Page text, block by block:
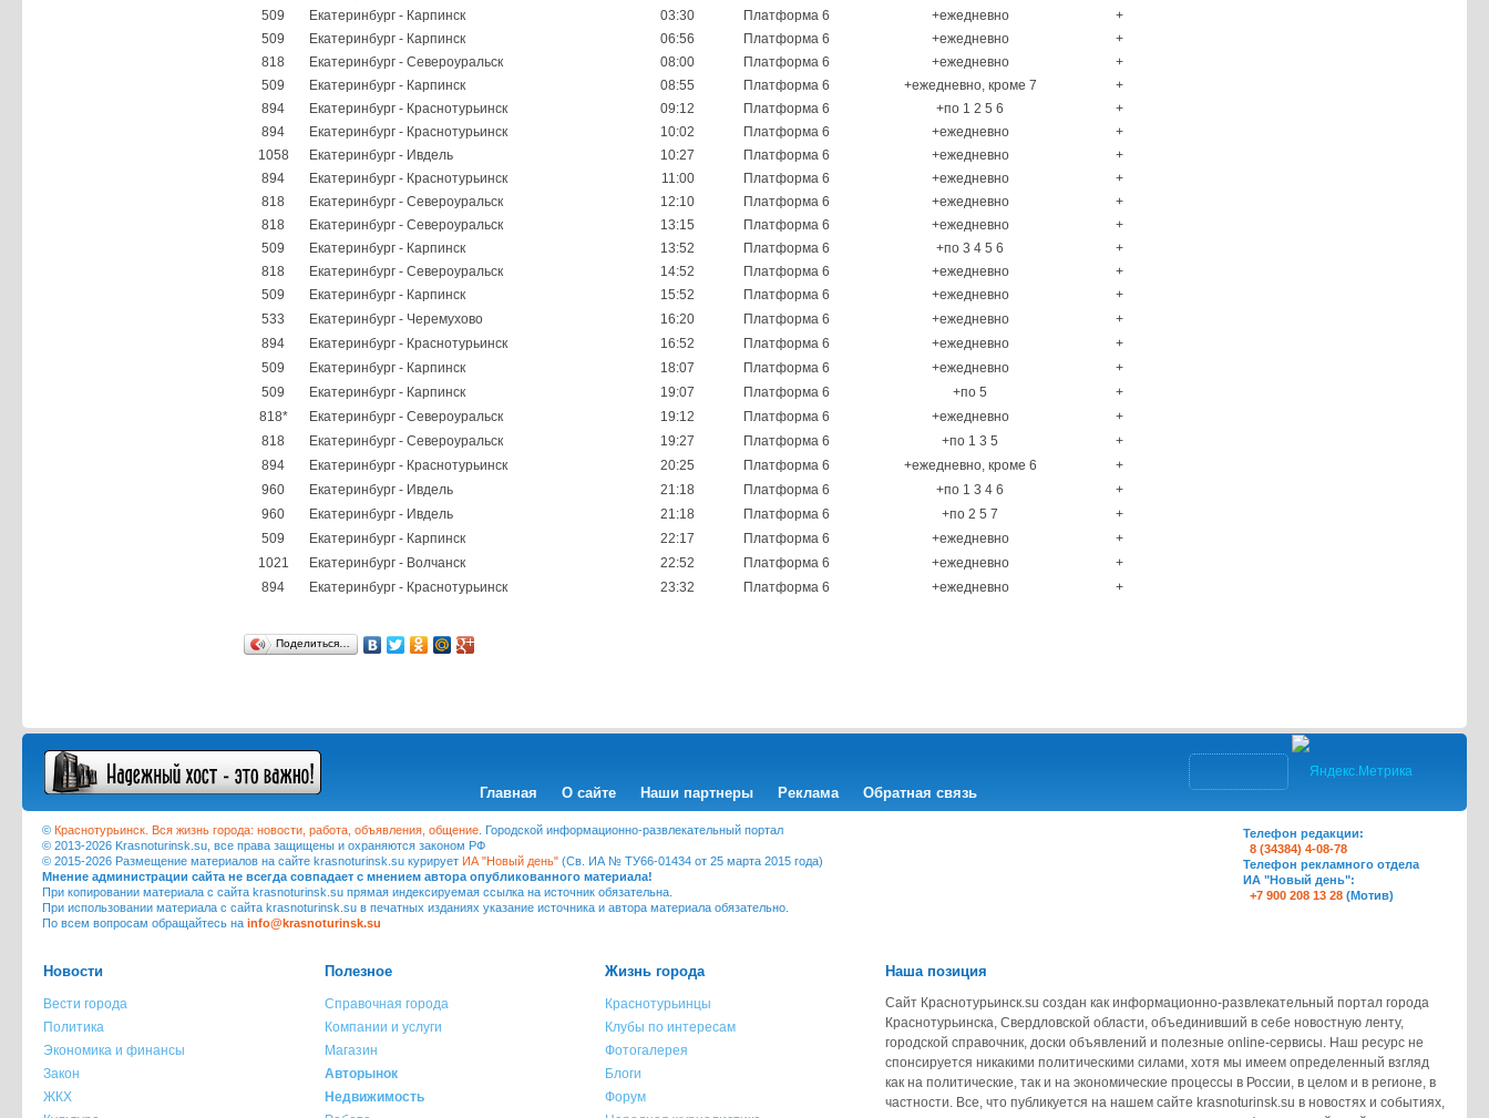
509
Екатеринбург - Карпинск 03:30 Платформа 6 +ежедневно
+
509
Екатеринбург - Карпинск 06:56 Платформа 6 +ежедневно
+
818
Екатеринбург - Североуральск 08:00 Платформа 6 +ежедневно
+
509
Екатеринбург - Карпинск 08:55 Платформа 6 +ежедневно, кроме 7
+
894
Екатеринбург - Краснотурьинск 09:12 Платформа 6 +по 1 2 5 6
+
894
Екатеринбург - Краснотурьинск 10:02 Платформа 6 +ежедневно
+
1058
Екатеринбург - Ивдель 10:27 Платформа 6 +ежедневно
+
894
Екатеринбург - Краснотурьинск 11:00 Платформа 6 +ежедневно
+
818
Екатеринбург - Североуральск 12:10 Платформа 6 +ежедневно
+
818
Екатеринбург - Североуральск 13:15 Платформа 6 +ежедневно
+
509
Екатеринбург - Карпинск 13:52 Платформа 6 +по 3 4 5 6
+
818
Екатеринбург - Североуральск 14:52 Платформа 6 +ежедневно
+
509
Екатеринбург - Карпинск 15:52 Платформа 6 +ежедневно
+
533
Екатеринбург - Черемухово 16:20 Платформа 6 +ежедневно
+
894
Екатеринбург - Краснотурьинск 16:52 Платформа 6 +ежедневно
+
509
Екатеринбург - Карпинск 18:07 Платформа 6 +ежедневно
+
509
Екатеринбург - Карпинск 19:07 Платформа 6 +по 5
+
818*
Екатеринбург - Североуральск 19:12 Платформа 6 +ежедневно
+
818
Екатеринбург - Североуральск 19:27 Платформа 6 +по 1 3 5
+
894
Екатеринбург - Краснотурьинск 20:25 Платформа 6 +ежедневно, кроме 6
+
960
Екатеринбург - Ивдель 21:18 Платформа 6 +по 1 3 4 6
+
960
Екатеринбург - Ивдель 21:18 Платформа 6 +по 2 5 7
+
509
Екатеринбург - Карпинск 22:17 Платформа 6 +ежедневно
+
1021
Екатеринбург - Волчанск 22:52 Платформа 6 +ежедневно
+
894
Екатеринбург - Краснотурьинск 23:32 Платформа 6 +ежедневно +
Поделиться…
Главная О сайте Наши партнеры Реклама Обратная связь
© Краснотурьинск. Вся жизнь города: новости, работа, объявления, общение . Городской информационно-развлекательный портал
© 2013-2026 Krasnoturinsk.su, все права защищены и охраняются законом РФ
© 2015-2026 Размещение материалов на сайте krasnoturinsk.su курирует ИА "Новый день" (Св. ИА № ТУ66-01434 от 25 марта 2015 года)
Мнение администрации сайта не всегда совпадает с мнением автора опубликованного материала!
При копировании материала с сайта krasnoturinsk.su прямая индексируемая ссылка на источник обязательна.
При использовании материала с сайта krasnoturinsk.su в печатных изданиях указание источника и автора материала обязательно.
По всем вопросам обращайтесь на info@krasnoturinsk.su
Телефон редакции:
8 (34384) 4-08-78
Телефон рекламного отдела
ИА "Новый день":
+7 900 208 13 28 (Мотив)
Новости
Вести города
Политика
Экономика и финансы
Закон
ЖКХ
Полезное
Справочная города
Компании и услуги
Магазин
Авторынок
Недвижимость
Жизнь города
Краснотурьинцы
Клубы по интересам
Фотогалерея
Блоги
Форум
Наша позиция
Сайт Краснотурьинск.su создан как информационно-развлекательный портал города
Краснотурьинска, Свердловской области, объединивший в себе новостную ленту,
городской справочник, доски объявлений и полезные online-сервисы. Наш ресурс не
спонсируется никакими политическими силами, хотя мы имеем определенный взгляд
как на политические, так и на экономические процессы в России, в целом и в регионе, в
частности. Все, что публикуется на нашем сайте krasnoturinsk.su в новостях и событиях,